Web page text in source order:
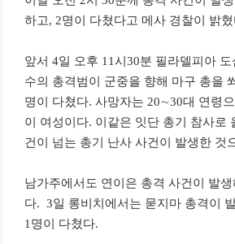
하고, 2명이 다쳤다고 메사 경찰이 밝혔
앞서 4일 오후 11시30분 필라델피아
수의 총격범이 군중을 향해 마구 총을
명이 다쳤다. 사망자는 20∼30대 연령
이 여성이다. 이같은 잇단 총기 참사로
건이 넘는 총기 난사 사건이 발생한 것
남가주에서도 연이은 총격 사건이 발
다. 3일 롱비치에서는 묻지마 총격이
1명이 다쳤다.